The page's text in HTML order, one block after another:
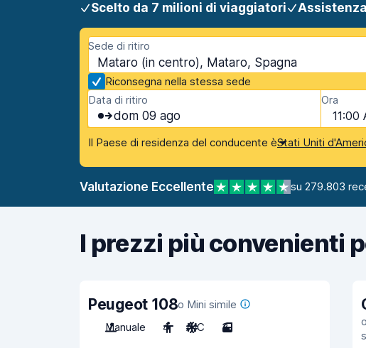
Scelto da 7 milioni di viaggiatori
Sede di ritiro
Mataro (in centro), Mataro, Spagna
Riconsegna nella stessa sede
Data di ritiro
dom 09 ago
Ora
11:00
Il Paese di residenza del conducente èStati Uniti
Valutazione Eccellente su 279.803
I prezzi più convenienti
Peugeot 108o Mini simile
Manuale
4 A/C 3